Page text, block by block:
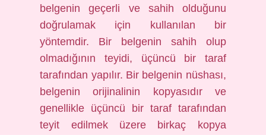
belgenin geçerli ve sahih olduğunu
doğrulamak için kullanılan bir
yöntemdir. Bir belgenin sahih olup
olmadığının teyidi, üçüncü bir taraf
tarafından yapılır. Bir belgenin nüshası,
belgenin orijinalinin kopyasıdır ve
genellikle üçüncü bir taraf tarafından
teyit edilmek üzere birkaç kopya